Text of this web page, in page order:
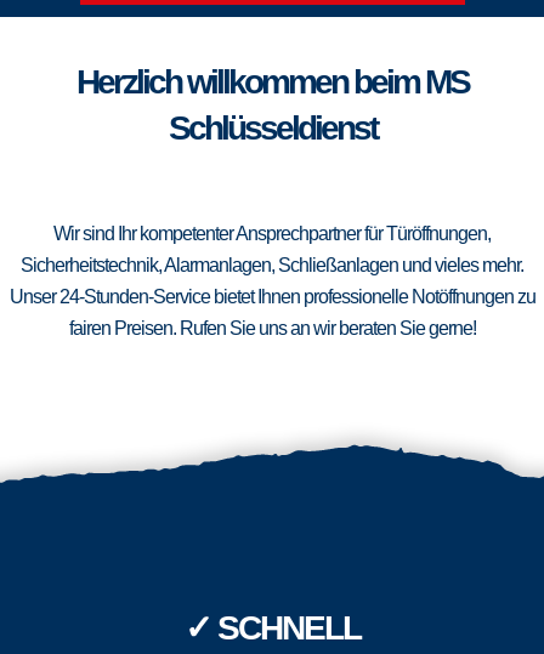
Herzlich willkommen beim MS
Schlüsseldienst
Wir sind Ihr kompetenter Ansprechpartner für Türöffnungen,
Sicherheitstechnik, Alarmanlagen, Schließanlagen und vieles mehr.
Unser 24-Stunden-Service bietet Ihnen professionelle Notöffnungen zu
fairen Preisen. Rufen Sie uns an wir beraten Sie gerne!
✓ SCHNELL